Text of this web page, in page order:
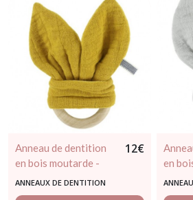
Anneau de dentition
en bois moutarde -
LES REVES D'ANAIS
by TRIXIE
12€
ANNEAUX DE DENTITION
en